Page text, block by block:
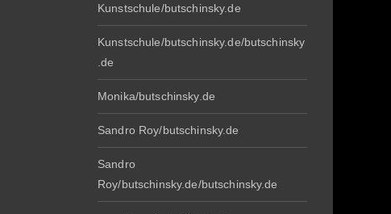
Kunstschule/butschinsky.de
Kunstschule/butschinsky.de/butschinsky
.de
Monika/butschinsky.de
Sandro Roy/butschinsky.de
Sandro
Roy/butschinsky.de/butschinsky.de